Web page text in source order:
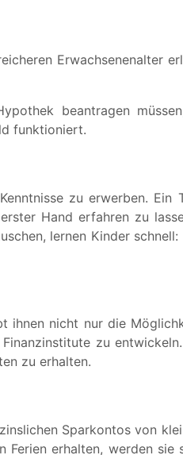
Erwachsenenalter
beantragen
funktioniert.
zu erwerben. Ein
Hand erfahren zu
lernen Kinder schnell:
ihnen nicht nur die
zu
zu erhalten.
Sparkontos von
erhalten, werden sie